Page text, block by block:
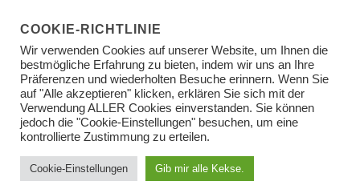
COOKIE-RICHTLINIE
Wir verwenden Cookies auf unserer Website, um Ihnen die
bestmögliche Erfahrung zu bieten, indem wir uns an Ihre
Präferenzen und wiederholten Besuche erinnern. Wenn Sie
auf "Alle akzeptieren" klicken, erklären Sie sich mit der
Verwendung ALLER Cookies einverstanden. Sie können
jedoch die "Cookie-Einstellungen" besuchen, um eine
kontrollierte Zustimmung zu erteilen.
Cookie-Einstellungen Gib mir alle Kekse.